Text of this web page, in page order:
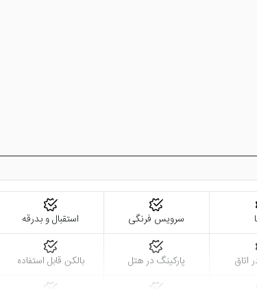
قرار دارد. سونا، جکوزی، حمام ترکی، اتاق بخار،
در هتل چهار ستاره تاپ بر طرف می کند و گاهی حتی امکاناتی
اقامت داشته باشید؛ می توانید به راحتی هتل هایی همانند
سرویس فرنگی استقبال و بدرقه
اتاق پارکینگ در هتل بالکن قابل استفاده